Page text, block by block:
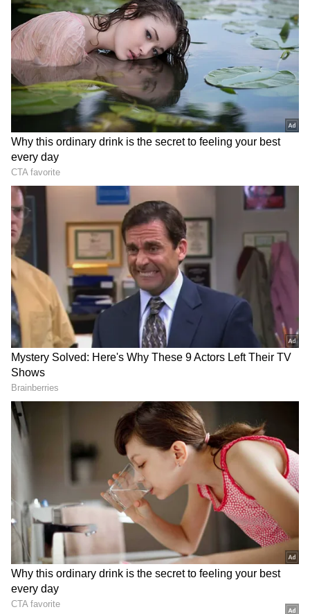
ஏசியாநெட் தமிழ்-ஐ உங்கள் முதன்மைத்
தேர்வாக்குங்கள்
4
டுவிட்டரில் 'Ask Aubrey' என்ற பயனர்
பகிர்ந்துள்ள ஸ்கிரீன்ஷாட்டில், தட்டையான
வயிறு (flat belly) இல்லாத பெண்கள்
தங்கள் கன்னித்தன்மையை இழந்துள்ளனர்
என குறிப்பிடப்பட்டுள்ளது. இந்த
வித்தியாசமான அறிக்கையால்